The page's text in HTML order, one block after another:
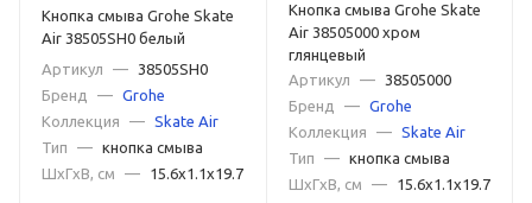
Кнопка смыва Grohe Skate
Air 38505SH0 белый
Артикул
—
38505SH0
Бренд
— Grohe
Коллекция
— Skate Air
Тип
— кнопка смыва
ШxГxВ, см
— 15.6x1.1x19.7
Кнопка смыва Grohe Skate
Air 38505000 хром
глянцевый
Артикул
—
38505000
Бренд
—
Grohe
Коллекция
—
Skate Air
Тип
—
кнопка смыва
ШxГxВ, см
— 15.6x1.1x19.7